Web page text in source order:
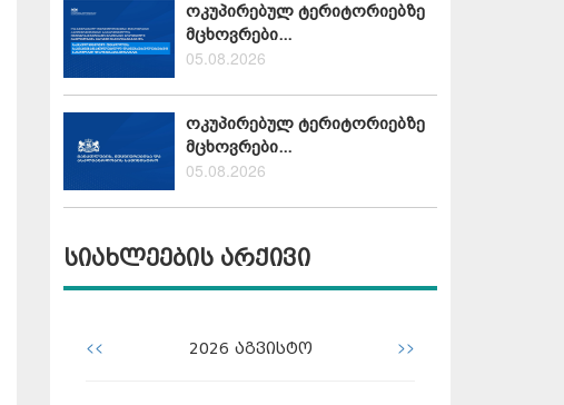
ოკუპირებულ ტერიტორიებზე
მცხოვრები...
05.08.2026
ოკუპირებულ ტერიტორიებზე
მცხოვრები...
05.08.2026
სიახლეების არქივი
<< 2026 აგვისტო >>